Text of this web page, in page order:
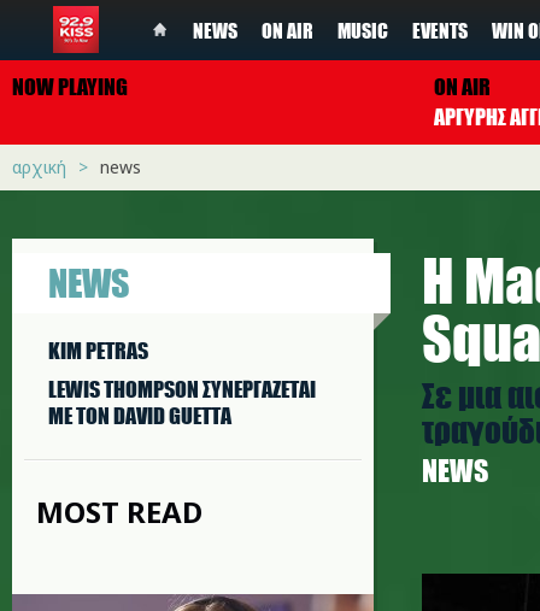
NEWS ON AIR MUSIC EVENTS WIN
NOW PLAYING
ON AIR
ΑΡΓΥΡΗΣ
αρχική news
NEWS
KIM PETRAS
LEWIS THOMPSON ΣΥΝΕΡΓAΖΕΤΑΙ
ΜΕ ΤΟΝ DAVID GUETTA
MOST READ
Η
Σε μια
NEWS